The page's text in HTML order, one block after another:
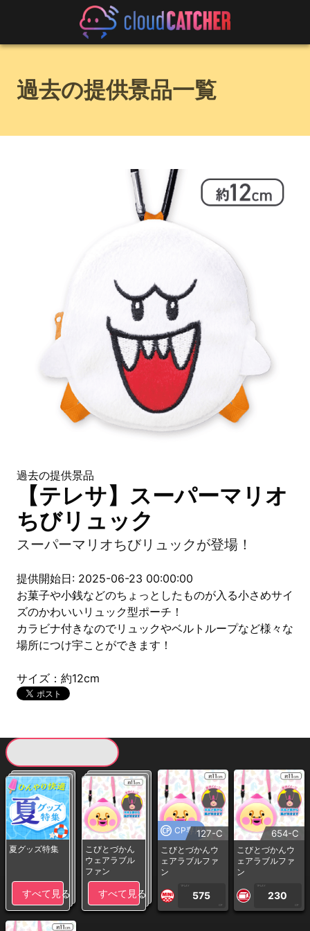
過去の提供景品一覧
過去の提供景品
【テレサ】スーパーマリオ
ちびリュック
スーパーマリオちびリュックが登場！
提供開始日: 2025-06-23 00:00:00
お菓子や小銭などのちょっとしたものが入る小さめサイ
ズのかわいいリュック型ポーチ！
カラビナ付きなのでリュックやベルトループなど様々な
場所につけ宇ことができます！
サイズ：約12cm
夏グッズ特集
すべて見る
こびとづかん
ウェアラブル
ファン
すべて見る
CP専用127-C
こびとづかんウ
ェアラブルファ
ン
1PLAY
575
CP
654-C
こびとづかんウ
ェアラブルファ
ン
1PLAY
230
CP